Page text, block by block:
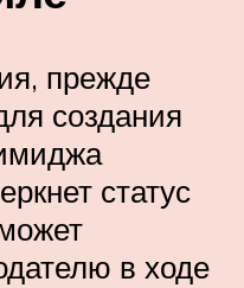
прежде
создания
статус
в ходе